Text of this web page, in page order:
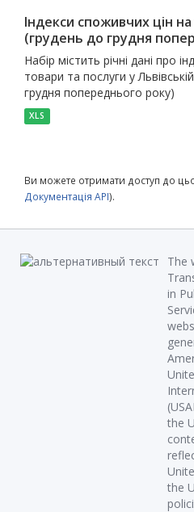
Індекси споживчих цін
(грудень до грудня
Набір містить річні дані про
товари та послуги у
грудня попереднього року)
XLS
Ви можете отримати доступ до
Документація API).
The
in
the
the